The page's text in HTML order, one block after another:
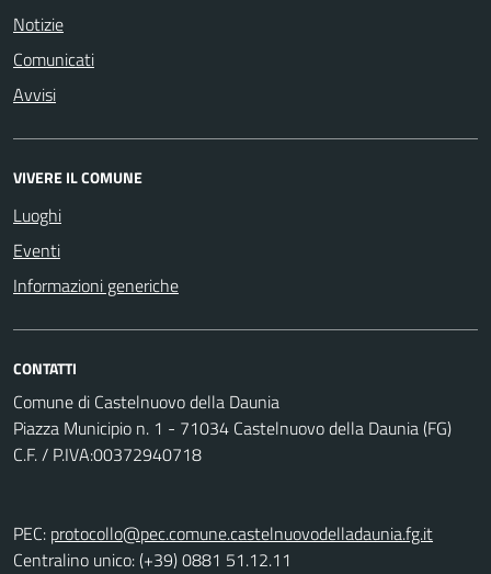
Notizie
Comunicati
Avvisi
VIVERE IL COMUNE
Luoghi
Eventi
Informazioni generiche
CONTATTI
Comune di Castelnuovo della Daunia
Piazza Municipio n. 1 - 71034 Castelnuovo della Daunia (FG)
C.F. / P.IVA:00372940718
PEC: protocollo@pec.comune.castelnuovodelladaunia.fg.it
Centralino unico: (+39) 0881 51.12.11